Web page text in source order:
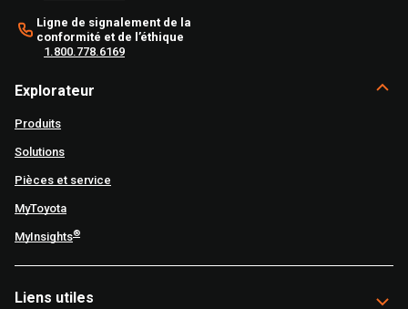
Ligne de signalement de la
conformité et de l’éthique
1.800.778.6169
Explorateur
Produits
Solutions
Pièces et service
MyToyota
MyInsights®
Liens utiles